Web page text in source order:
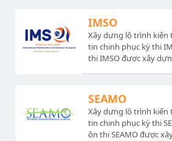
các đề thi thử và chữa
bộ đề ôn tập.
IMSO
Xây dựng lộ trình
tin chinh phục kỳ thi
thi IMSO được xây
chuyên đề nâng cao
các đề thi thử và chữa
bộ đề ôn tập.
SEAMO
Xây dựng lộ trình
tin chinh phục kỳ thi
ôn thi SEAMO được